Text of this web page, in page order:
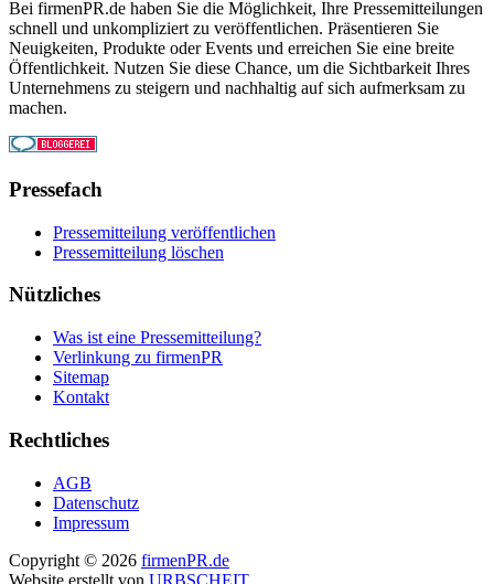
Bei firmenPR.de haben Sie die Möglichkeit, Ihre Pressemitteilungen
schnell und unkompliziert zu veröffentlichen. Präsentieren Sie
Neuigkeiten, Produkte oder Events und erreichen Sie eine breite
Öffentlichkeit. Nutzen Sie diese Chance, um die Sichtbarkeit Ihres
Unternehmens zu steigern und nachhaltig auf sich aufmerksam zu
machen.
Pressefach
Pressemitteilung veröffentlichen
Pressemitteilung löschen
Nützliches
Was ist eine Pressemitteilung?
Verlinkung zu firmenPR
Sitemap
Kontakt
Rechtliches
AGB
Datenschutz
Impressum
Copyright © 2026 firmenPR.de
Website erstellt von URBSCHEIT